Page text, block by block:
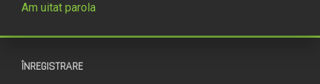
Am uitat parola
ÎNREGISTRARE